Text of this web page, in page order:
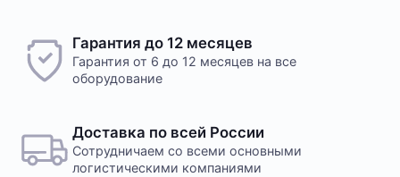
Желаете оставить отзыв?
Нам важно знать ваше мнение о популярном
оборудовании для майнинга. Так мы улучшаем
ассортимент нашего интернет-⁠магазина.
центров
Оплата производится в офисе компании наличными
в кассу компании. Доступна оплата сотруднику
службы доставки при получении заказа. Доставка
Гарантия до 12 месяцев
Гарантия от 6 до 12 месяцев на все
оборудование
Доставка по всей России
Сотрудничаем со всеми основными
логистическими компаниями